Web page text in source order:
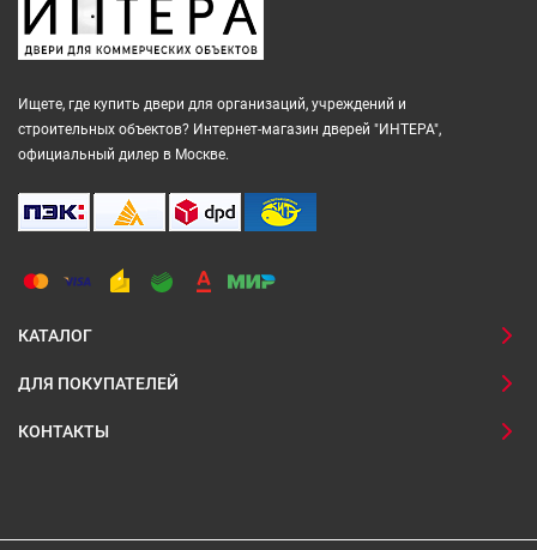
Ищете, где купить двери для организаций, учреждений и
строительных объектов? Интернет-магазин дверей "ИНТЕРА",
официальный дилер в Москве.
КАТАЛОГ
ДЛЯ ПОКУПАТЕЛЕЙ
КОНТАКТЫ